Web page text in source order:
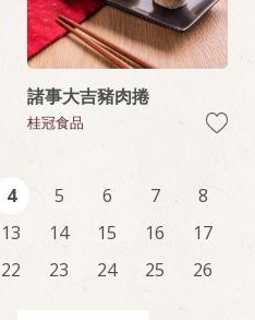
諸事大吉豬肉捲
桂冠食品
4 5 6 7
8
13 14 15 16
17
22 23 24 25
26